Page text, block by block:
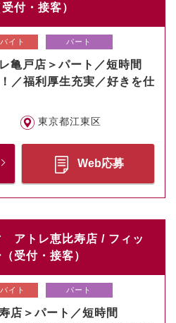
付・接客）
イト パート
亀戸店＞パート／短時間
／福利厚生充実／好きを仕
東京都江東区
Web応募
アトレ恵比寿店 / フィッ
受付・接客）
イト パート
店＞パート／短時間